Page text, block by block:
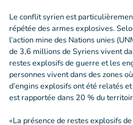
Le conflit syrien est
répétée des armes explosives.
l’action mine des Nations unies
de 3,6 millions de Syriens vivent
restes explosifs de guerre et les
personnes vivent dans des zones
d’engins explosifs ont été relatés
est rapportée dans 20 % du
«La présence de restes explosifs